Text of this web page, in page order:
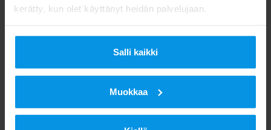
kerätty, kun olet käyttänyt heidän palvelujaan.
Salli kaikki
Muokkaa
Maanantaina 2.1. Digita Infossa on
vuoksi klo 07.00-18.00.